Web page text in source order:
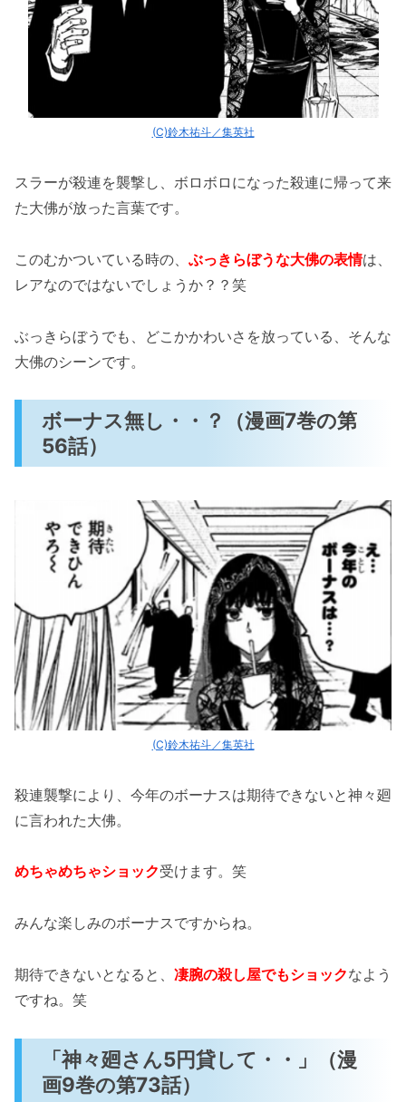
(C)鈴木祐斗／集英社
スラーが殺連を襲撃し、ボロボロになった殺連に帰って来
た大佛が放った言葉です。
このむかついている時の、 ぶっきらぼうな大佛の表情は、
レアなのではないでしょうか？？笑
ぶっきらぼうでも、どこかかわいさを放っている、そんな
大佛のシーンです。
ボーナス無し・・？（漫画7巻の第
56話）
(C)鈴木祐斗／集英社
殺連襲撃により、今年のボーナスは期待できないと神々廻
に言われた大佛。
めちゃめちゃショック受けます。笑
みんな楽しみのボーナスですからね。
期待できないとなると、 凄腕の殺し屋でもショックなよう
ですね。笑
「神々廻さん5円貸して・・」（漫
画9巻の第73話）